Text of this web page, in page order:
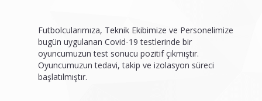
Futbolcularımıza, Teknik Ekibimize ve Personelimize
bugün uygulanan Covid-19 testlerinde bir
oyuncumuzun test sonucu pozitif çıkmıştır.
Oyuncumuzun tedavi, takip ve izolasyon süreci
başlatılmıştır.